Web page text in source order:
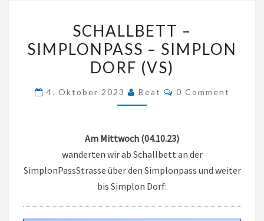
–
SIMPLONPASS
–
DORF
SCHALLBETT –
SIMPLONPASS – SIMPLON
DORF (VS)
4. Oktober 2023 Beat Comments
0 Comment
Am Mittwoch (04.10.23)
wanderten wir ab Schallbett an der
SimplonPassStrasse über den Simplonpass und weiter
bis Simplon Dorf: